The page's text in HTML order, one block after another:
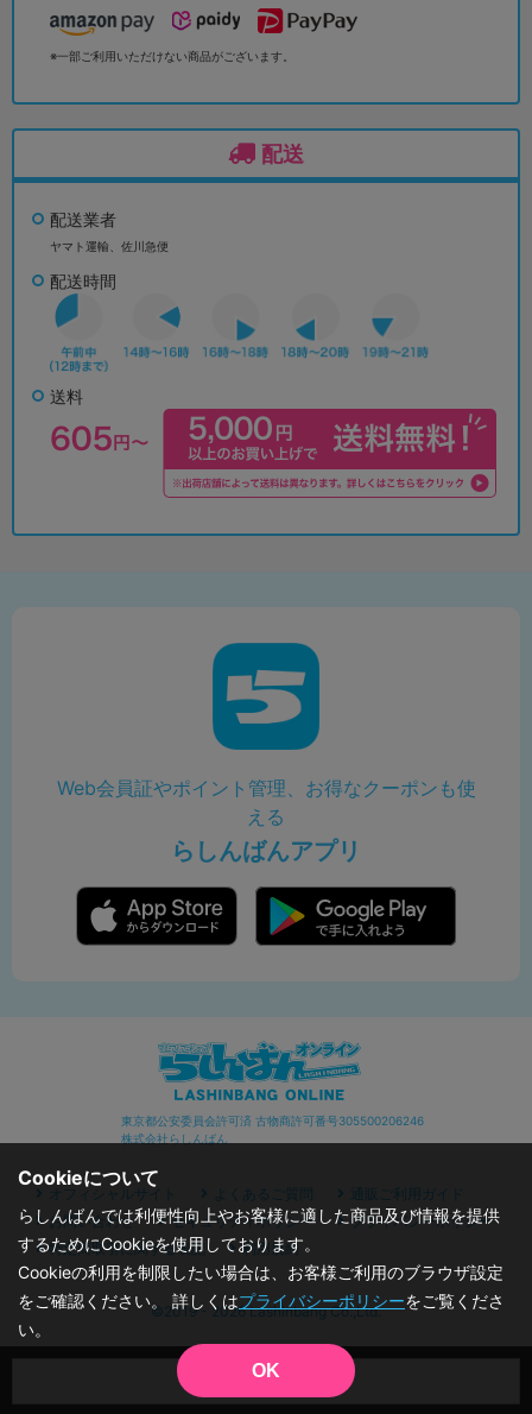
品切状態
※一部ご利用いただけない商品がございます。
配送
配送業者
ヤマト運輸、佐川急便
配送時間
送料
Web会員証やポイント管理、お得なクーポンも使
える
らしんばんアプリ
東京都公安委員会許可済 古物商許可番号305500206246
株式会社らしんばん
オフィシャルサイト よくあるご質問
通販ご利用ガイド
お問い合わせ
セキュリティポリシー
プライバシーポリシー
特定商取引に関する表記
利用規約
©2019 - 2026 Lashinbang Co.,Ltd.
Cookieについて
らしんばんでは利便性向上やお客様に適した商品及び情報を提供
するためにCookieを使用しております。
Cookieの利用を制限したい場合は、お客様ご利用のブラウザ設定
をご確認ください。 詳しくはプライバシーポリシーをご覧くださ
い。
OK